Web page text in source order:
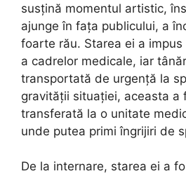
susțină momentul artistic,
ajunge în fața publicului, a
foarte rău. Starea ei a
a cadrelor medicale, iar
transportată de urgență la
gravității situației, aceasta a
transferată la o unitate
unde putea primi îngrijiri de
De la internare, starea ei a